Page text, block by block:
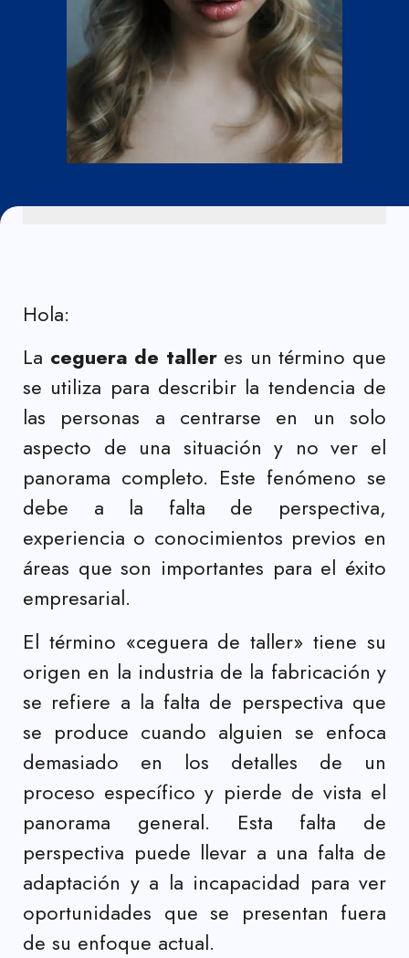
Hola:
La ceguera de talleres un término que
se utiliza para describir la tendencia de
las personas a centrarse en un solo
aspecto de una situación y no ver el
panorama completo. Este fenómeno se
debe a la falta de perspectiva,
experiencia o conocimientos previos en
áreas que son importantes para el éxito
empresarial.
El término «ceguera de taller» tiene su
origen en la industria de la fabricación y
se refiere a la falta de perspectiva que
se produce cuando alguien se enfoca
demasiado en los detalles de un
proceso específico y pierde de vista el
panorama general. Esta falta de
perspectiva puede llevar a una falta de
adaptación y a la incapacidad para ver
oportunidades que se presentan fuera
de su enfoque actual.